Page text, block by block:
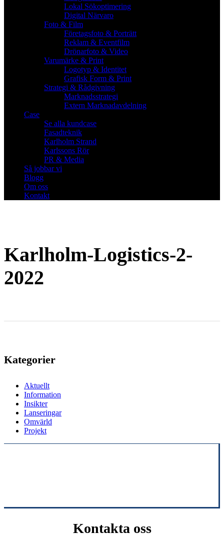
Lokal Sökoptimering
Digital Närvaro
Foto & Film
Företagsfoto & Porträtt
Reklam & Eventfilm
Drönarfoto & Video
Varumärke & Print
Logotyp & Identitet
Grafisk Form & Print
Strategi & Rådgivning
Marknadsstrategi
Extern Marknadavdelning
Case
Se alla kundcase
Fasadteknik
Karlholm Strand
Karlssons Rör
PR & Media
Så jobbar vi
Blogg
Om oss
Kontakt
Karlholm-Logistics-2-
2022
Kategorier
Aktuellt
Information
Insikter
Lanseringar
Omvärld
Projekt
Kontakta oss